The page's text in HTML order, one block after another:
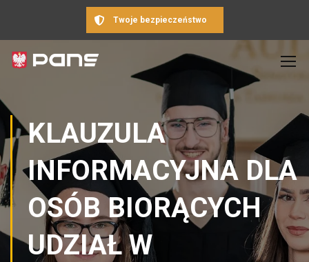
Twoje bezpieczeństwo
KLAUZULA
INFORMACYJNA DLA
OSÓB BIORĄCYCH
UDZIAŁ W